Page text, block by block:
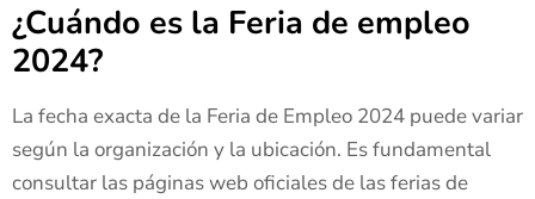
¿Cuándo es la Feria de empleo
2024?
La fecha exacta de la Feria de Empleo 2024 puede variar
según la organización y la ubicación. Es fundamental
consultar las páginas web oficiales de las ferias de